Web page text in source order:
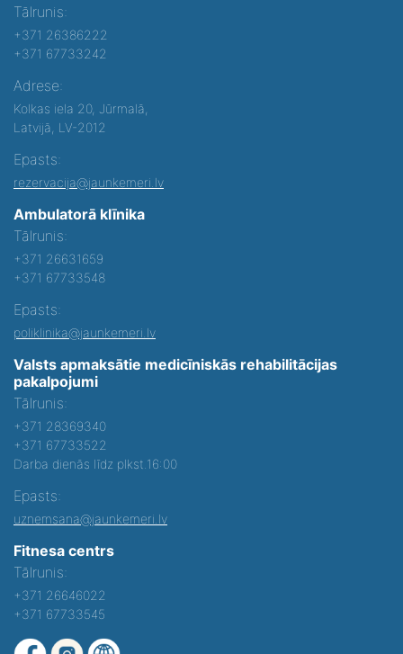
Tālrunis:
+371 26386222
+371 67733242
Adrese:
Kolkas iela 20, Jūrmalā,
Latvijā, LV-2012
Epasts:
rezervacija@jaunkemeri.lv
Ambulatorā klīnika
Tālrunis:
+371 26631659
+371 67733548
Epasts:
poliklinika@jaunkemeri.lv
Valsts apmaksātie medicīniskās rehabilitācijas
pakalpojumi
Tālrunis:
+371 28369340
+371 67733522
Darba dienās līdz plkst.16:00
Epasts:
uznemsana@jaunkemeri.lv
Fitnesa centrs
Tālrunis:
+371 26646022
+371 67733545